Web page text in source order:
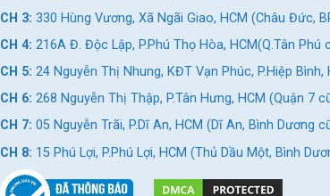
CH 3: 330 Hùng Vương, Xã Ngãi Giao, HCM (Châu Đức,
CH 4: 216A Đ. Độc Lập, P.Phú Thọ Hòa, HCM(Q.Tân Phú
CH 5: 24 Nguyễn Thị Nhung, KĐT Vạn Phúc, P.Hiệp
CH 6: 268 Nguyễn Thị Thập, P.Tân Hưng, HCM (Quận 7
CH 7: 05 Nguyễn Trãi, P.Dĩ An, HCM (Dĩ An, Bình Dương
CH 8: 15 Phú Lợi, P.Phú Lợi, HCM (Thủ Dầu Một, Bình